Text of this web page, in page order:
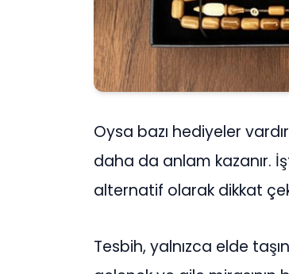
Oysa bazı hediyeler
daha da anlam kazanır.
alternatif olarak dikkat
Tesbih, yalnızca elde